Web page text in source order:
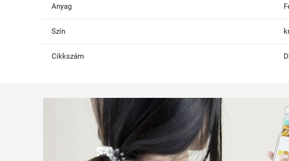
Anyag
Szín
Cikkszám